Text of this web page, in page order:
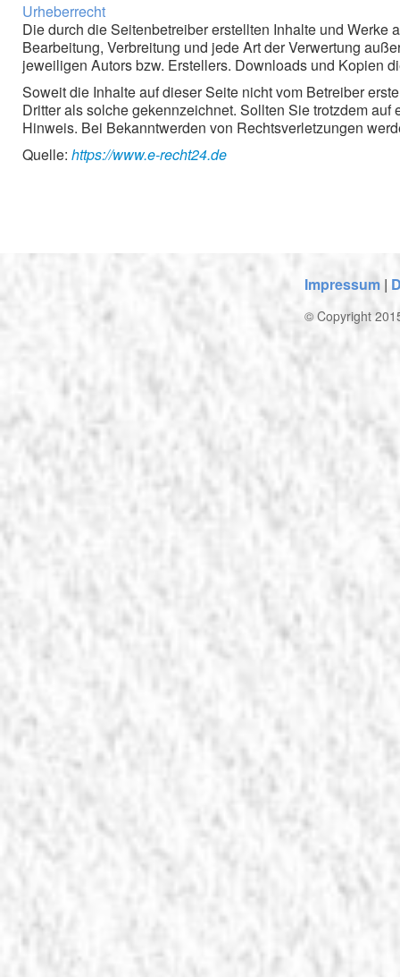
Urheberrecht
Die durch die Seitenbetreiber erstellten Inhalte und
Bearbeitung, Verbreitung und jede Art der Verwertung
jeweiligen Autors bzw. Erstellers. Downloads und Kopien
Soweit die Inhalte auf dieser Seite nicht vom Betreiber
Dritter als solche gekennzeichnet. Sollten Sie trotzdem
Hinweis. Bei Bekanntwerden von Rechtsverletzungen
Quelle: https://www.e-recht24.de
Impressum|
© Copyright